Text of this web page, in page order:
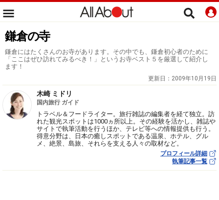
鎌倉の寺
鎌倉にはたくさんのお寺があります。その中でも、鎌倉初心者のために
「ここはぜひ訪れてみるべき！」というお寺ベスト５を厳選して紹介し
ます！
更新日： 2009年10月19日
木崎 ミドリ
国内旅行 ガイド
トラベル＆フードライター。旅行雑誌の編集者を経て独立。訪
れた観光スポットは1000ヵ所以上。その経験を活かし、雑誌や
サイトで執筆活動を行うほか、テレビ等への情報提供も行う。
得意分野は、日本の癒しスポットである温泉、ホテル、グル
メ、絶景、島旅、それらを支える人々の取材など。
プロフィール詳細
執筆記事一覧